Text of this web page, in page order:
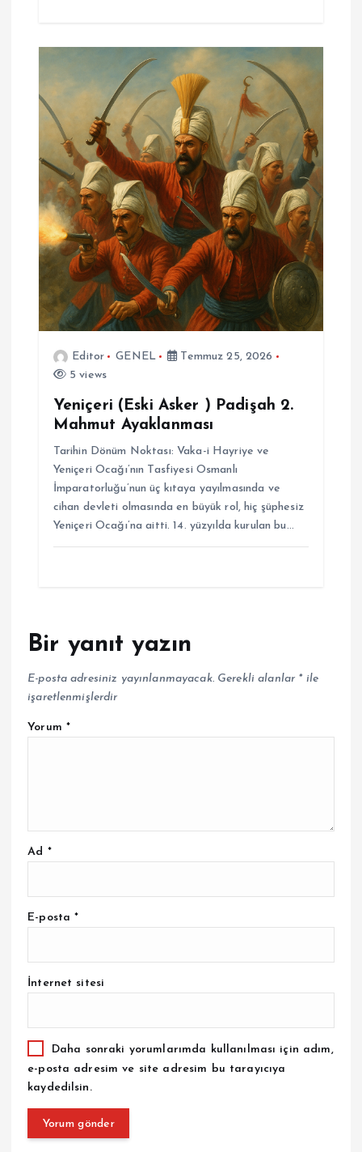
Editor GENEL
Temmuz 25, 2026
5 views
Yeniçeri (Eski Asker ) Padişah 2.
Mahmut Ayaklanması
Tarihin Dönüm Noktası: Vaka-i Hayriye ve
Yeniçeri Ocağı’nın Tasfiyesi Osmanlı
İmparatorluğu’nun üç kıtaya yayılmasında ve
cihan devleti olmasında en büyük rol, hiç şüphesiz
Yeniçeri Ocağı’na aitti. 14. yüzyılda kurulan bu…
Bir yanıt yazın
E-posta adresiniz yayınlanmayacak. Gerekli alanlar *ile
işaretlenmişlerdir
Yorum *
Ad *
E-posta*
İnternet sitesi
Daha sonraki yorumlarımda kullanılması için adım,
e-posta adresim ve site adresim bu tarayıcıya
kaydedilsin.